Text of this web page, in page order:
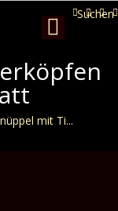
Suchen
Toggle
navigation
mit Ti...